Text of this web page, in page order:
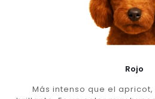
Rojo
Más intenso que el